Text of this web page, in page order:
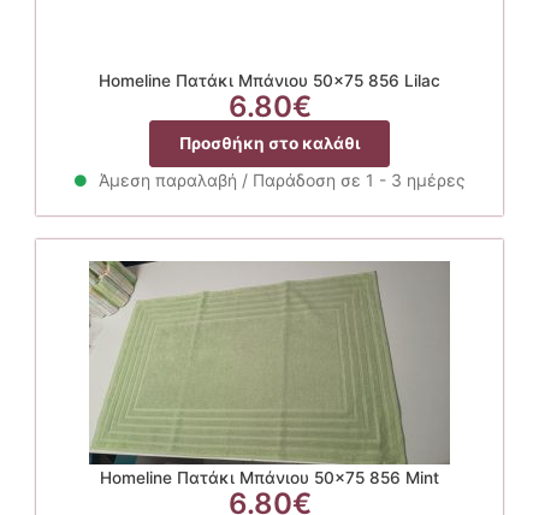
Homeline Πατάκι Μπάνιου 50×75 856 Lilac
6.80€
Προσθήκη στο καλάθι
Άμεση παραλαβή / Παράδοση σε 1 - 3 ημέρες
Homeline Πατάκι Μπάνιου 50×75 856 Mint
6.80€